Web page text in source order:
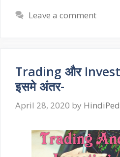
Leave a comment
Trading और
इसमे अंतर-
April 28, 2020 by